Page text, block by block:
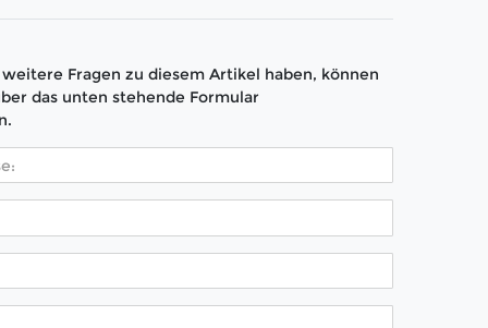
Fragen zu diesem Artikel haben, können
das unten stehende Formular